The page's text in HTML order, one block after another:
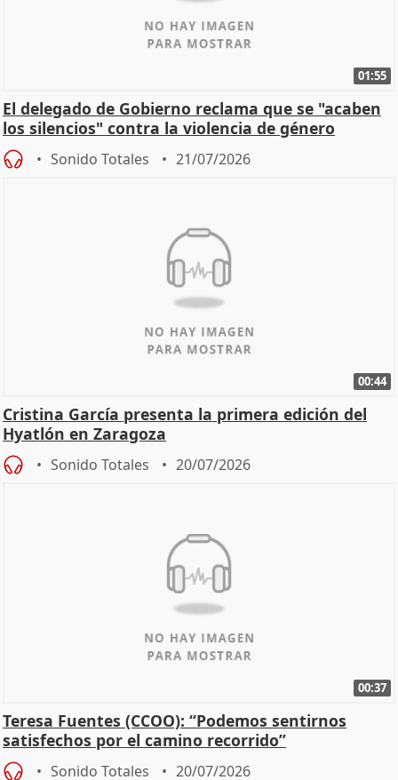
01:55
El delegado de Gobierno reclama que se "acaben
los silencios" contra la violencia de género
Sonido Totales 21/07/2026
00:44
Cristina García presenta la primera edición del
Hyatlón en Zaragoza
Sonido Totales 20/07/2026
00:37
Teresa Fuentes (CCOO): “Podemos sentirnos
satisfechos por el camino recorrido”
Sonido Totales 20/07/2026